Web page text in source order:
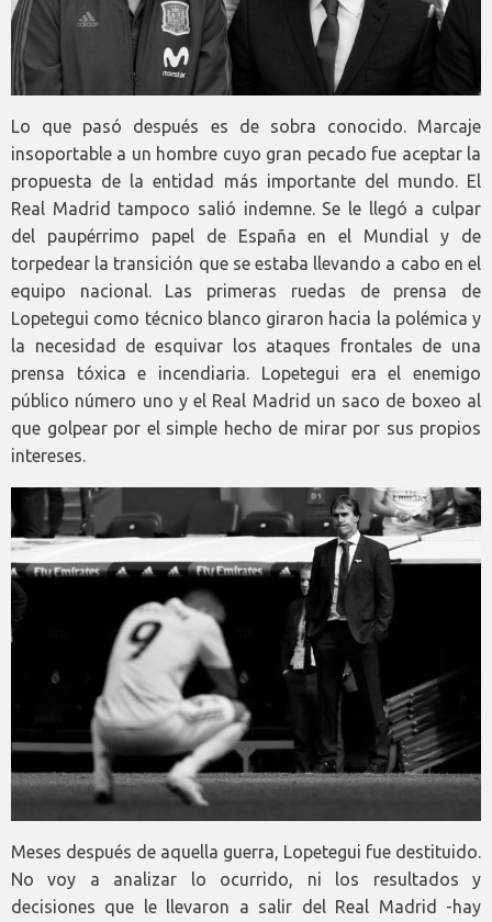
Lo que pasó después es de sobra conocido. Marcaje
insoportable a un hombre cuyo gran pecado fue aceptar la
propuesta de la entidad más importante del mundo. El
Real Madrid tampoco salió indemne. Se le llegó a culpar
del paupérrimo papel de España en el Mundial y de
torpedear la transición que se estaba llevando a cabo en el
equipo nacional. Las primeras ruedas de prensa de
Lopetegui como técnico blanco giraron hacia la polémica y
la necesidad de esquivar los ataques frontales de una
prensa tóxica e incendiaria. Lopetegui era el enemigo
público número uno y el Real Madrid un saco de boxeo al
que golpear por el simple hecho de mirar por sus propios
intereses.
Meses después de aquella guerra, Lopetegui fue destituido.
No voy a analizar lo ocurrido, ni los resultados y
decisiones que le llevaron a salir del Real Madrid -hay